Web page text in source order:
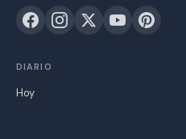
DIARIO
Hoy